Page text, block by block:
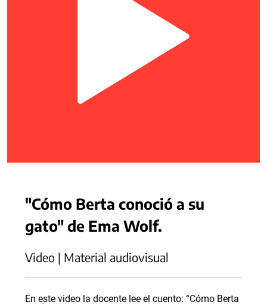
"Cómo Berta conoció a su
gato" de Ema Wolf.
Video | Material audiovisual
En este video la docente lee el cuento: “Cómo Berta